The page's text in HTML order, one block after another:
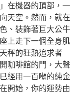
在機器的頂部，一
天空。然而，就在
、裝飾著巨大公牛
上走下一個全身肌
秤的狂熱追求者
咖啡館的門，大聲
經用一百噸的純金
開始，你的運勢由